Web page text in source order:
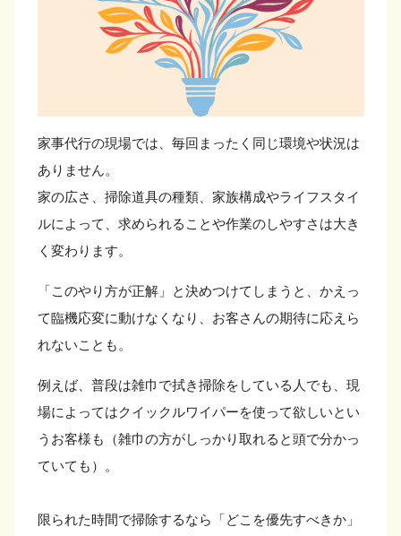
家事代行の現場では、毎回まったく同じ環境や状況は
ありません。
家の広さ、掃除道具の種類、家族構成やライフスタイ
ルによって、求められることや作業のしやすさは大き
く変わります。
「このやり方が正解」と決めつけてしまうと、かえっ
て臨機応変に動けなくなり、お客さんの期待に応えら
れないことも。
例えば、普段は雑巾で拭き掃除をしている人でも、現
場によってはクイックルワイパーを使って欲しいとい
うお客様も（雑巾の方がしっかり取れると頭で分かっ
ていても）。
限られた時間で掃除するなら「どこを優先すべきか」